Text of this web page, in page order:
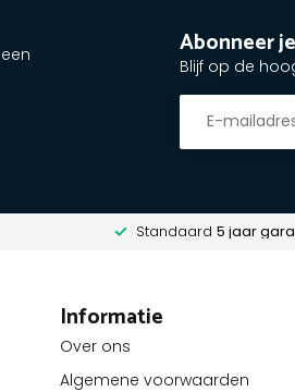
Abonneer
Blijf op de
Standaard 5 jaar
Informatie
Over ons
Algemene voorwaarden